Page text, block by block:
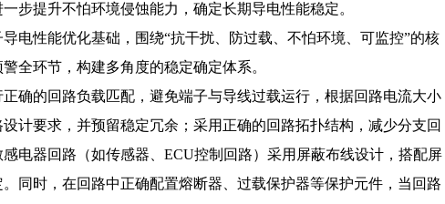
步提升不怕环境侵蚀能力，确定长期导电性能稳定。
电性能优化基础，围绕“抗干扰、防过载、不怕环境、可监控”的核
全环节，构建多角度的稳定确定体系。
确的回路负载匹配，避免端子与导线过载运行，根据回路电流大小
计要求，并预留稳定冗余；采用正确的回路拓扑结构，减少分支回
电器回路（如传感器、ECU控制回路）采用屏蔽布线设计，搭配屏
同时，在回路中正确配置熔断器、过载保护器等保护元件，当回路